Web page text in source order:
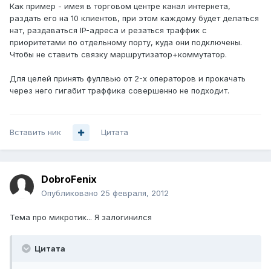
Как пример - имея в торговом центре канал интернета,
раздать его на 10 клиентов, при этом каждому будет делаться
нат, раздаваться IP-адреса и резаться траффик с
приоритетами по отдельному порту, куда они подключены.
Чтобы не ставить связку маршрутизатор+коммутатор.
Для целей принять фуллвью от 2-х операторов и прокачать
через него гигабит траффика совершенно не подходит.
Вставить ник Цитата
DobroFenix
Опубликовано 25 февраля, 2012
Тема про микротик... Я залогинился
Цитата